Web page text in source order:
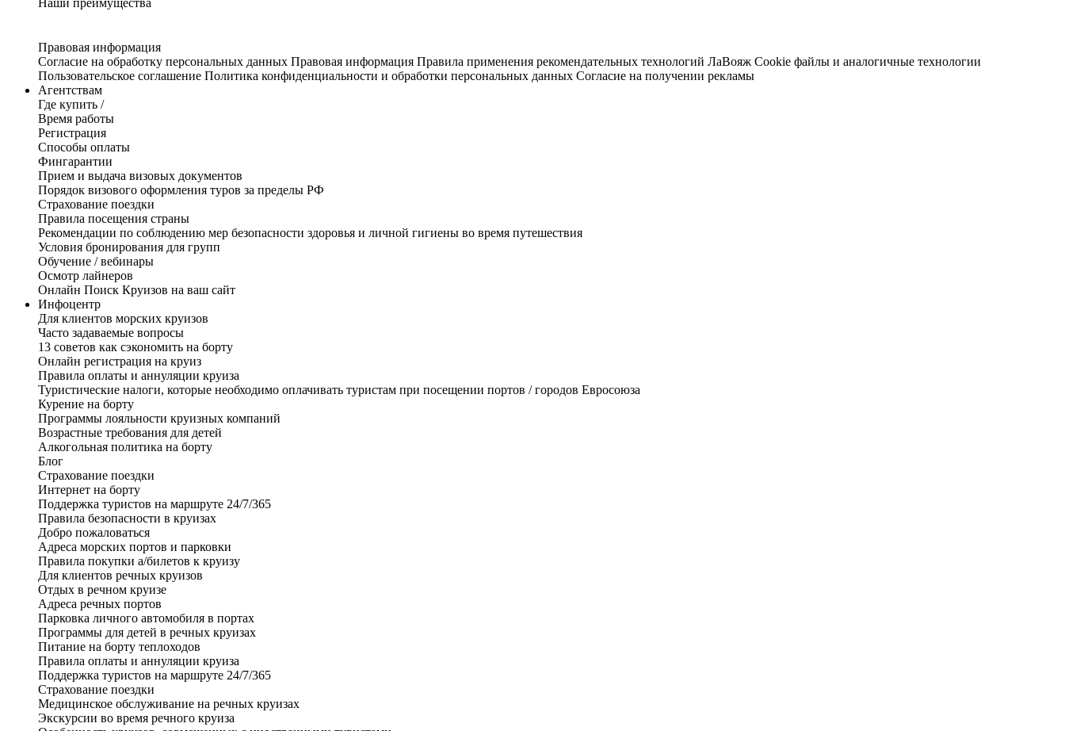
Наши преимущества
Правовая информация
Согласие на обработку персональных данных Правовая информация Правила применения рекомендательных технологий ЛаВояж Cookie файлы и аналогичные технологии
Пользовательское соглашение Политика конфиденциальности и обработки персональных данных Согласие на получении рекламы
Агентствам
Где купить /
Время работы
Регистрация
Способы оплаты
Фингарантии
Прием и выдача визовых документов
Порядок визового оформления туров за пределы РФ
Страхование поездки
Правила посещения страны
Рекомендации по соблюдению мер безопасности здоровья и личной гигиены во время путешествия
Условия бронирования для групп
Обучение / вебинары
Осмотр лайнеров
Онлайн Поиск Круизов на ваш сайт
Инфоцентр
Для клиентов морских круизов
Часто задаваемые вопросы
13 советов как сэкономить на борту
Онлайн регистрация на круиз
Правила оплаты и аннуляции круиза
Туристические налоги, которые необходимо оплачивать туристам при посещении портов / городов Евросоюза
Курение на борту
Программы лояльности круизных компаний
Возрастные требования для детей
Алкогольная политика на борту
Блог
Страхование поездки
Интернет на борту
Поддержка туристов на маршруте 24/7/365
Правила безопасности в круизах
Добро пожаловаться
Адреса морских портов и парковки
Правила покупки а/билетов к круизу
Для клиентов речных круизов
Отдых в речном круизе
Адреса речных портов
Парковка личного автомобиля в портах
Программы для детей в речных круизах
Питание на борту теплоходов
Правила оплаты и аннуляции круиза
Поддержка туристов на маршруте 24/7/365
Страхование поездки
Медицинское обслуживание на речных круизах
Экскурсии во время речного круиза